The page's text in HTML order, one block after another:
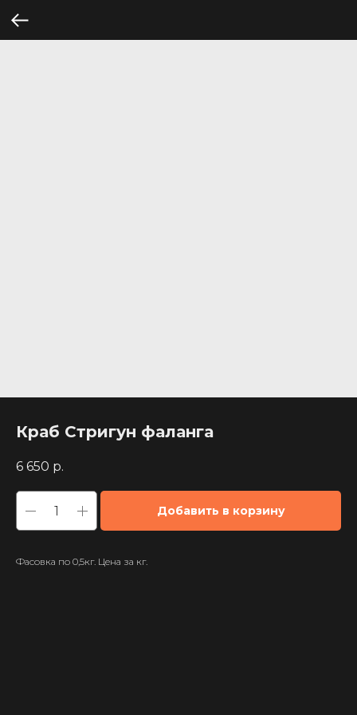
Краб Стригун фаланга
6 650 р.
Добавить в корзину
Фасовка по 0,5кг. Цена за кг.